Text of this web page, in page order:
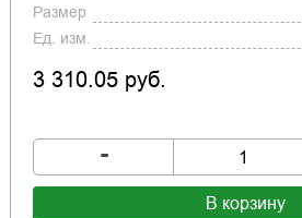
Размер
Ед. изм.
3 310.05 руб.
-
В корзину